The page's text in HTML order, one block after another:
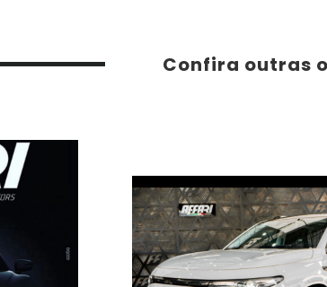
Confira outras